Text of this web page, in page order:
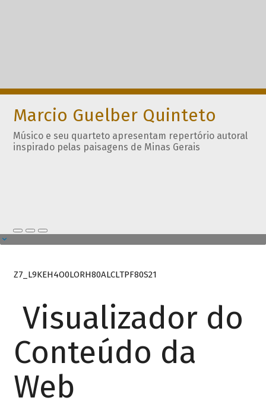
Marcio Guelber Quinteto
Músico e seu quarteto apresentam repertório autoral
inspirado pelas paisagens de Minas Gerais
Z7_L9KEH4O0LORH80ALCLTPF80S21
Visualizador do
Conteúdo da
Web